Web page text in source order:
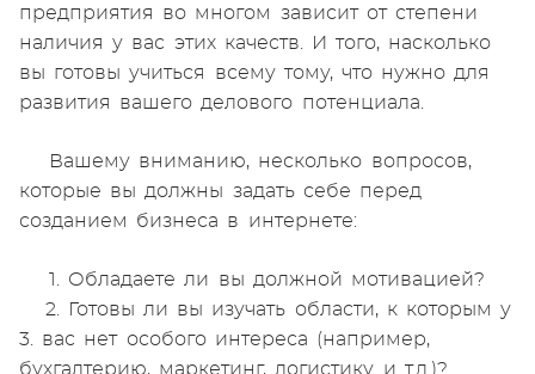
предприятия во многом зависит от степени
наличия у вас этих качеств. И того, насколько
вы готовы учиться всему тому, что нужно для
развития вашего делового потенциала.
Вашему вниманию, несколько вопросов,
которые вы должны задать себе перед
созданием бизнеса в интернете:
1. Обладаете ли вы должной мотивацией?
2. Готовы ли вы изучать области, к которым у
3. вас нет особого интереса (например,
бухгалтерию, маркетинг, логистику и т.д.)?